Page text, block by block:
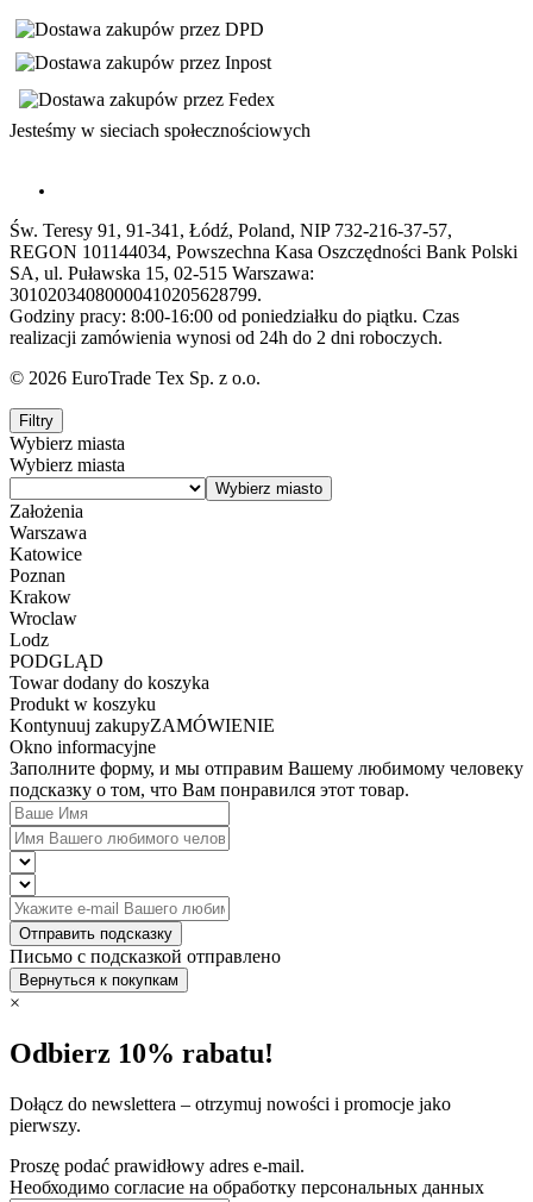
Jesteśmy w sieciach społecznościowych
Św. Teresy 91, 91-341, Łódź, Poland, NIP 732-216-37-57,
REGON 101144034, Powszechna Kasa Oszczędności Bank Polski
SA, ul. Puławska 15, 02-515 Warszawa:
30102034080000410205628799.
Godziny pracy: 8:00-16:00 od poniedziałku do piątku. Czas
realizacji zamówienia wynosi od 24h do 2 dni roboczych.
© 2026 EuroTrade Tex Sp. z o.o.
Filtry
Wybierz miasta
Wybierz miasta
Założenia
Warszawa
Katowice
Poznan
Krakow
Wroclaw
Lodz
PODGLĄD
Towar dodany do koszyka
Produkt w koszyku
Kontynuuj zakupyZAMÓWIENIE
Okno informacyjne
Заполните форму, и мы отправим Вашему любимому человеку
подсказку о том, что Вам понравился этот товар.
Отправить подсказку
Письмо с подсказкой отправлено
Вернуться к покупкам
×
Odbierz 10% rabatu!
Dołącz do newslettera – otrzymuj nowości i promocje jako
pierwszy.
Proszę podać prawidłowy adres e-mail.
Необходимо согласие на обработку персональных данных